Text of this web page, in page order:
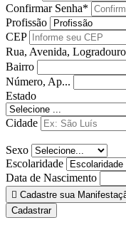
Confirmar Senha*
Profissão
CEP
Rua, Avenida,
Bairro
Número, Ap...
Estado
Cidade
Sexo
Escolaridade
Data de Nascimento
Cadastre sua
Cadastrar